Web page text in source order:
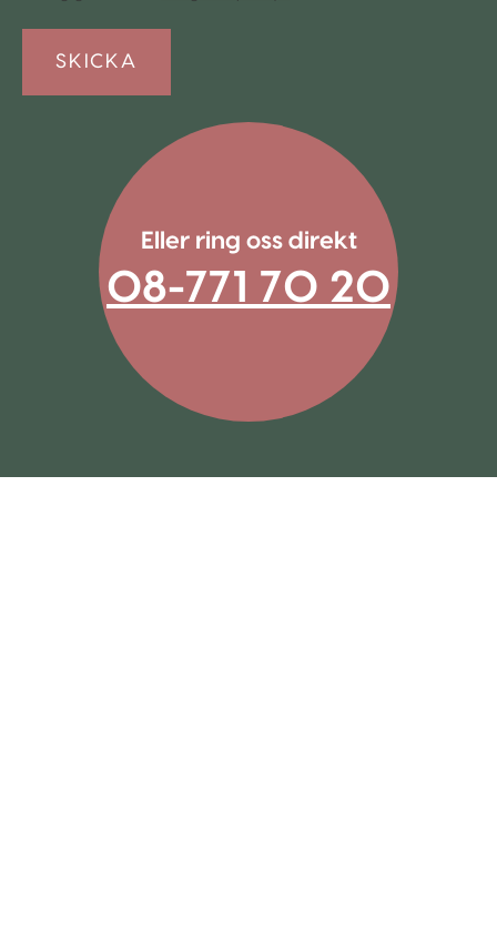
Eller ring oss direkt
08-771 70 20